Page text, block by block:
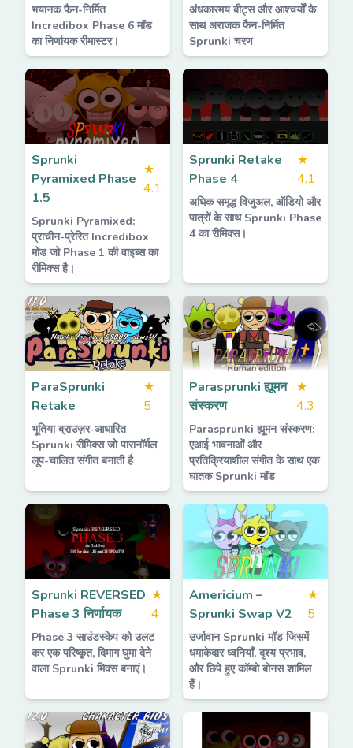
भयानक फैन-निर्मित
Incredibox Phase 6 मॉड
का निर्णायक रीमास्टर।
अंधकारमय बीट्स और आश्चर्यों के
साथ अराजक फैन-निर्मित
Sprunki चरण
Sprunki
Pyramixed Phase
1.5
★
4.1
Sprunki Pyramixed:
प्राचीन-प्रेरित Incredibox
मोड जो Phase 1 की वाइब्स का
रीमिक्स है।
Sprunki Retake
Phase 4
★
4.1
अधिक समृद्ध विजुअल, ऑडियो और
पात्रों के साथ Sprunki Phase
4 का रीमिक्स।
ParaSprunki
Retake
★
5
भूतिया ब्राउज़र-आधारित
Sprunki रीमिक्स जो पारानॉर्मल
लूप-चालित संगीत बनाती है
Parasprunki ह्यूमन
संस्करण
★
4.3
Parasprunki ह्यूमन संस्करण:
एआई भावनाओं और
प्रतिक्रियाशील संगीत के साथ एक
घातक Sprunki मॉड
Sprunki REVERSED
Phase 3 निर्णायक
★
4
Phase 3 साउंडस्केप को उलट
कर एक परिष्कृत, दिमाग घुमा देने
वाला Sprunki मिक्स बनाएं।
Americium –
Sprunki Swap V2
★
5
उर्जावान Sprunki मॉड जिसमें
धमाकेदार ध्वनियाँ, दृश्य प्रभाव,
और छिपे हुए कॉम्बो बोनस शामिल
हैं।